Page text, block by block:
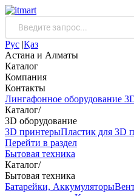
Рус |Қаз
Астана и Алматы
Каталог
Компания
Контакты
Лингафонное оборудование
Каталог/
3D оборудование
3D принтерыПластик для 3D
Перейти в раздел
Бытовая техника
Каталог/
Бытовая техника
Батарейки, Аккумуляторы